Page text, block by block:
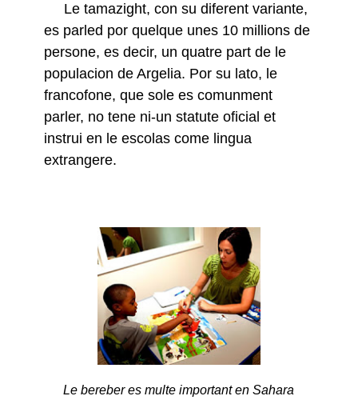
Le tamazight, con su diferent variante,
es parled por quelque unes 10 millions de
persone, es decir, un quatre part de le
populacion de Argelia. Por su lato, le
francofone, que sole es comunment
parler, no tene ni-un statute oficial et
instrui en le escolas come lingua
extrangere.
Le bereber es multe important en Sahara